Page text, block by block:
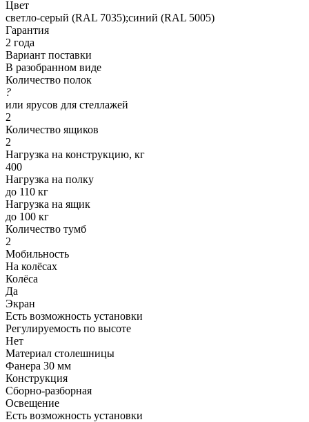
Цвет
светло-серый (RAL 7035);синий (RAL 5005)
Гарантия
2 года
Вариант поставки
В разобранном виде
Количество полок
?
или ярусов для стеллажей
2
Количество ящиков
2
Нагрузка на конструкцию, кг
400
Нагрузка на полку
до 110 кг
Нагрузка на ящик
до 100 кг
Количество тумб
2
Мобильность
На колёсах
Колёса
Да
Экран
Есть возможность установки
Регулируемость по высоте
Нет
Материал столешницы
Фанера 30 мм
Конструкция
Сборно-разборная
Освещение
Есть возможность установки